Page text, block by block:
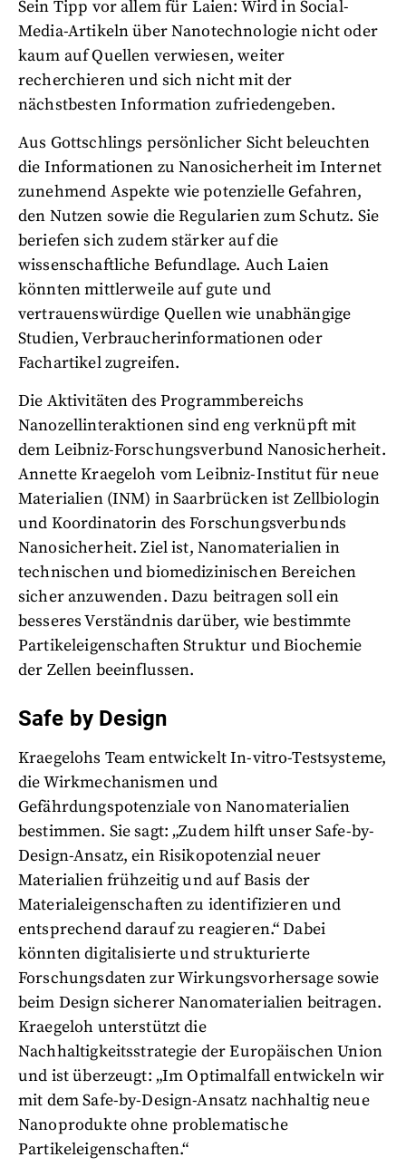
Sein Tipp vor allem für Laien: Wird in Social-
Media-Artikeln über Nanotechnologie nicht oder
kaum auf Quellen verwiesen, weiter
recherchieren und sich nicht mit der
nächstbesten Information zufriedengeben.
Aus Gottschlings persönlicher Sicht beleuchten
die Informationen zu Nanosicherheit im Internet
zunehmend Aspekte wie potenzielle Gefahren,
den Nutzen sowie die Regularien zum Schutz. Sie
beriefen sich zudem stärker auf die
wissenschaftliche Befundlage. Auch Laien
könnten mittlerweile auf gute und
vertrauenswürdige Quellen wie unabhängige
Studien, Verbraucherinformationen oder
Fachartikel zugreifen.
Die Aktivitäten des Programmbereichs
Nanozellinteraktionen sind eng verknüpft mit
dem Leibniz-Forschungsverbund Nanosicherheit.
Annette Kraegeloh vom Leibniz-Institut für neue
Materialien (INM) in Saarbrücken ist Zellbiologin
und Koordinatorin des Forschungsverbunds
Nanosicherheit. Ziel ist, Nanomaterialien in
technischen und biomedizinischen Bereichen
sicher anzuwenden. Dazu beitragen soll ein
besseres Verständnis darüber, wie bestimmte
Partikeleigenschaften Struktur und Biochemie
der Zellen beeinflussen.
Safe by Design
Kraegelohs Team entwickelt In-vitro-Testsysteme,
die Wirkmechanismen und
Gefährdungspotenziale von Nanomaterialien
bestimmen. Sie sagt: „Zudem hilft unser Safe-by-
Design-Ansatz, ein Risikopotenzial neuer
Materialien frühzeitig und auf Basis der
Materialeigenschaften zu identifizieren und
entsprechend darauf zu reagieren.“ Dabei
könnten digitalisierte und strukturierte
Forschungsdaten zur Wirkungsvorhersage sowie
beim Design sicherer Nanomaterialien beitragen.
Kraegeloh unterstützt die
Nachhaltigkeitsstrategie der Europäischen Union
und ist überzeugt: „Im Optimalfall entwickeln wir
mit dem Safe-by-Design-Ansatz nachhaltig neue
Nanoprodukte ohne problematische
Partikeleigenschaften.“